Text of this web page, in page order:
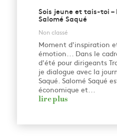
Sois jeune et tais-toi –
Salomé Saqué
Non classé
Moment d'inspiration
émotion... Dans le
d'été pour dirigeants
je dialogue avec la
Saqué. Salomé Saqué
économique et...
lire plus